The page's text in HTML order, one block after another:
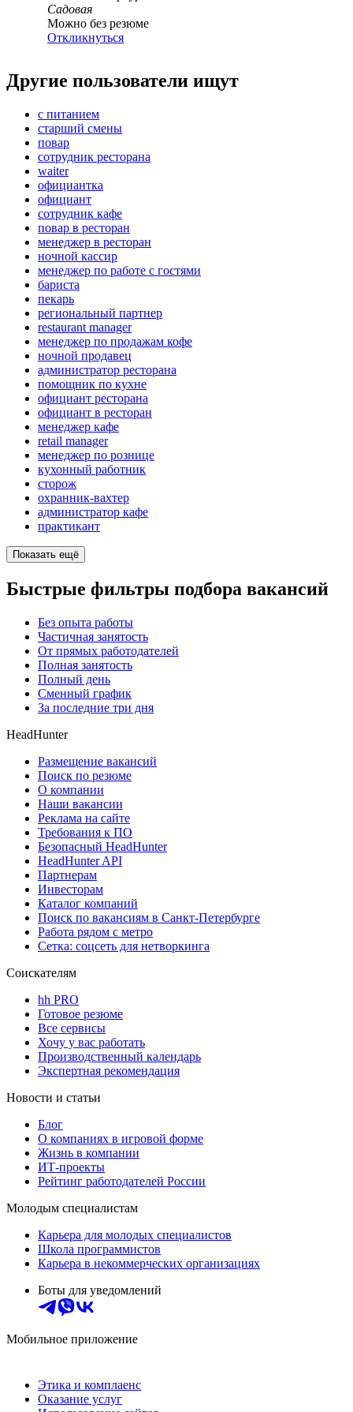
Садовая
Можно без резюме
Откликнуться
Другие пользователи ищут
с питанием
старший смены
повар
сотрудник ресторана
waiter
официантка
официант
сотрудник кафе
повар в ресторан
менеджер в ресторан
ночной кассир
менеджер по работе с гостями
бариста
пекарь
региональный партнер
restaurant manager
менеджер по продажам кофе
ночной продавец
администратор ресторана
помощник по кухне
официант ресторана
официант в ресторан
менеджер кафе
retail manager
менеджер по рознице
кухонный работник
сторож
охранник-вахтер
администратор кафе
практикант
Показать ещё
Быстрые фильтры подбора вакансий
Без опыта работы
Частичная занятость
От прямых работодателей
Полная занятость
Полный день
Сменный график
За последние три дня
HeadHunter
Размещение вакансий
Поиск по резюме
О компании
Наши вакансии
Реклама на сайте
Требования к ПО
Безопасный HeadHunter
HeadHunter API
Партнерам
Инвесторам
Каталог компаний
Поиск по вакансиям в Санкт-Петербурге
Работа рядом с метро
Сетка: соцсеть для нетворкинга
Соискателям
hh PRO
Готовое резюме
Все сервисы
Хочу у вас работать
Производственный календарь
Экспертная рекомендация
Новости и статьи
Блог
О компаниях в игровой форме
Жизнь в компании
ИТ-проекты
Рейтинг работодателей России
Молодым специалистам
Карьера для молодых специалистов
Школа программистов
Карьера в некоммерческих организациях
Боты для уведомлений
Мобильное приложение
Этика и комплаенс
Оказание услуг